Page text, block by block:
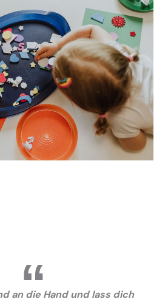
an die Hand und lass dich